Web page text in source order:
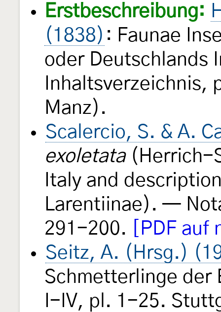
Erstbeschreibung:
(1838) : Faunae
oder Deutschlands
Inhaltsverzeichnis,
Manz).
Scalercio, S. & A.
exoletata(Herrich-
Italy and
Larentiinae). —
291-200.
[PDF
Seitz, A. (Hrsg.)
Schmetterlinge der
I-IV, pl. 1-25.